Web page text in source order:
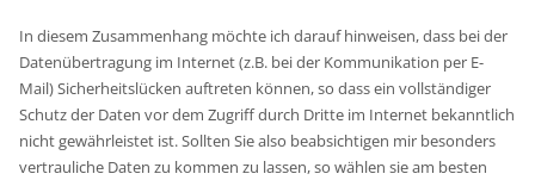
In diesem Zusammenhang möchte ich darauf hinweisen, dass bei der
Datenübertragung im Internet (z.B. bei der Kommunikation per E-
Mail) Sicherheitslücken auftreten können, so dass ein vollständiger
Schutz der Daten vor dem Zugriff durch Dritte im Internet bekanntlich
nicht gewährleistet ist. Sollten Sie also beabsichtigen mir besonders
vertrauliche Daten zu kommen zu lassen, so wählen sie am besten